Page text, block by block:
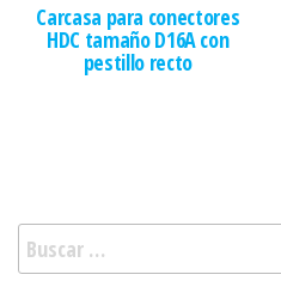
Carcasa para conectores
HDC tamaño D16A con
pestillo recto
Buscar: